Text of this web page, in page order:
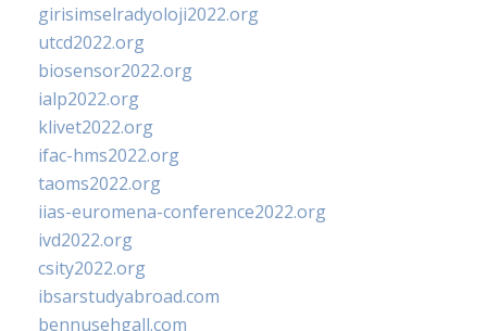
girisimselradyoloji2022.org
utcd2022.org
biosensor2022.org
ialp2022.org
klivet2022.org
ifac-hms2022.org
taoms2022.org
iias-euromena-conference2022.org
ivd2022.org
csity2022.org
ibsarstudyabroad.com
bennusehgall.com